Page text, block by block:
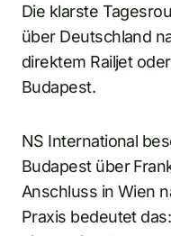
Die klarste
über Deutschland
direktem Railjet
Budapest.
NS International
Budapest über
Anschluss in Wien
Praxis bedeutet